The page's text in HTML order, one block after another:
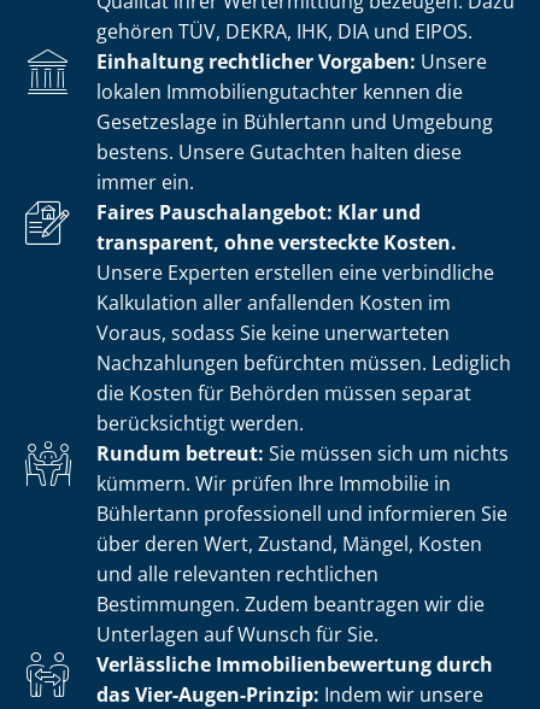
gehören TÜV, DEKRA, IHK, DIA und EIPOS.
Einhaltung rechtlicher Vorgaben: Unsere
lokalen Im­mo­bi­li­en­gut­ach­ter kennen die
Gesetzeslage in Bühlertann und Umgebung
bestens. Unsere Gutachten halten diese
immer ein.
Faires Pauschalangebot: Klar und
transparent, ohne versteckte Kosten.
Unsere Experten erstellen eine verbindliche
Kalkulation aller anfallenden Kosten im
Voraus, sodass Sie keine unerwarteten
Nachzahlungen befürchten müssen. Lediglich
die Kosten für Behörden müssen separat
berücksichtigt werden.
Rundum betreut: Sie müssen sich um nichts
kümmern. Wir prüfen Ihre Immobilie in
Bühlertann professionell und informieren Sie
über deren Wert, Zustand, Mängel, Kosten
und alle relevanten rechtlichen
Bestimmungen. Zudem beantragen wir die
Unterlagen auf Wunsch für Sie.
Verlässliche Im­mo­bi­li­en­be­wer­tung durch
das Vier-Augen-Prinzip: Indem wir unsere